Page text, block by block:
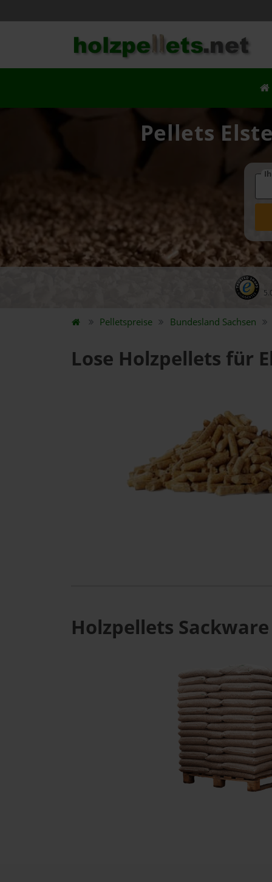
Pellets
Pelletspreise Bundesland Sachsen
Lose Holzpellets für
Holzpellets